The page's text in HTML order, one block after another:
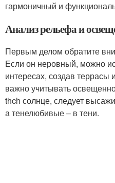
гармоничный и
Анализ рельефа и
Первым делом обратите
Если он неровный, можно
интересах, создав террасы
важно учитывать
thch солнце, следует
а тенелюбивые – в тени.